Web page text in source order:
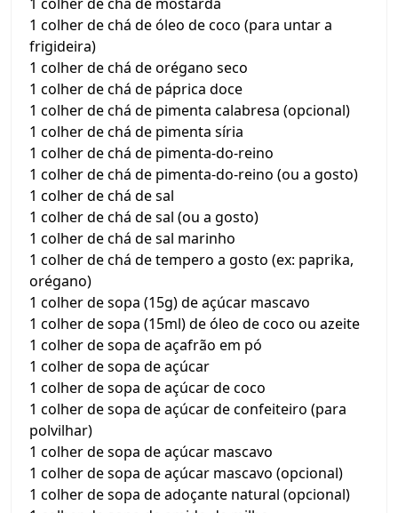
1 colher de chá de óleo de coco (para untar a
frigideira)
1 colher de chá de orégano seco
1 colher de chá de páprica doce
1 colher de chá de pimenta calabresa (opcional)
1 colher de chá de pimenta síria
1 colher de chá de pimenta-do-reino
1 colher de chá de pimenta-do-reino (ou a gosto)
1 colher de chá de sal
1 colher de chá de sal (ou a gosto)
1 colher de chá de sal marinho
1 colher de chá de tempero a gosto (ex: paprika,
orégano)
1 colher de sopa (15g) de açúcar mascavo
1 colher de sopa (15ml) de óleo de coco ou azeite
1 colher de sopa de açafrão em pó
1 colher de sopa de açúcar
1 colher de sopa de açúcar de coco
1 colher de sopa de açúcar de confeiteiro (para
polvilhar)
1 colher de sopa de açúcar mascavo
1 colher de sopa de açúcar mascavo (opcional)
1 colher de sopa de adoçante natural (opcional)